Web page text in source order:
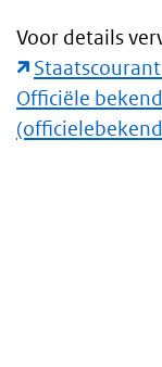
Voor details
Officiële